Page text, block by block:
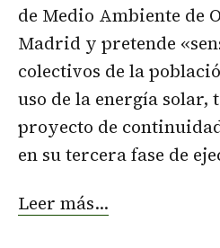
de Medio Ambiente de
Madrid y pretende
colectivos de la
uso de la energía solar,
proyecto de
en su tercera fase de
Leer más…